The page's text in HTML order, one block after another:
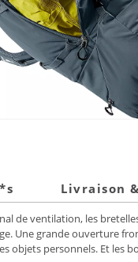
Livraison
de ventilation, les
Une grande ouverture
objets personnels. Et les